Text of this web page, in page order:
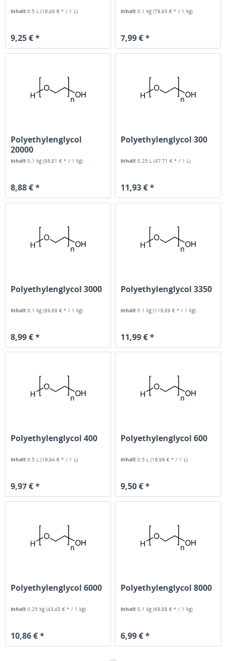
Inhalt0.5 L(18,49 € * / 1 L)
9,25 € *
Inhalt0.1 kg(79,93 € * / 1 kg)
7,99 € *
Polyethylenglycol
20000
Inhalt0.1 kg(88,81 € * / 1 kg)
8,88 € *
Polyethylenglycol 300
Inhalt0.25 L(47,71 € * / 1 L)
11,93 € *
Polyethylenglycol 3000
Inhalt0.1 kg(89,89 € * / 1 kg)
8,99 € *
Polyethylenglycol 3350
Inhalt0.1 kg(119,89 € * / 1 kg)
11,99 € *
Polyethylenglycol 400
Inhalt0.5 L(19,94 € * / 1 L)
9,97 € *
Polyethylenglycol 600
Inhalt0.5 L(18,99 € * / 1 L)
9,50 € *
Polyethylenglycol 6000
Inhalt0.25 kg(43,45 € * / 1 kg)
10,86 € *
Polyethylenglycol 8000
Inhalt0.1 kg(69,88 € * / 1 kg)
6,99 € *